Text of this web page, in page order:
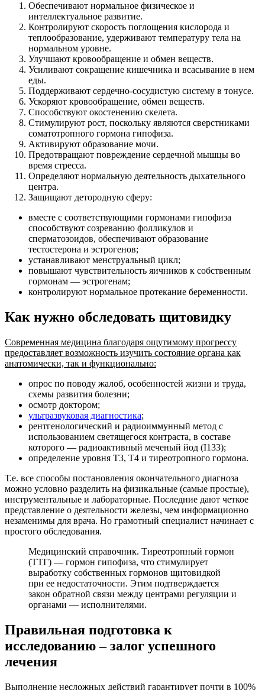
Обеспечивают нормальное физическое и
интеллектуальное развитие.
Контролируют скорость поглощения кислорода и
теплообразование, удерживают температуру тела на
нормальном уровне.
Улучшают кровообращение и обмен веществ.
Усиливают сокращение кишечника и всасывание в нем
еды.
Поддерживают сердечно-сосудистую систему в тонусе.
Ускоряют кровообращение, обмен веществ.
Способствуют окостенению скелета.
Стимулируют рост, поскольку являются сверстниками
соматотропного гормона гипофиза.
Активируют образование мочи.
Предотвращают повреждение сердечной мышцы во
время стресса.
Определяют нормальную деятельность дыхательного
центра.
Защищают детородную сферу:
вместе с соответствующими гормонами гипофиза
способствуют созреванию фолликулов и
сперматозоидов, обеспечивают образование
тестостерона и эстрогенов;
устанавливают менструальный цикл;
повышают чувствительность яичников к собственным
гормонам — эстрогенам;
контролируют нормальное протекание беременности.
Как нужно обследовать щитовидку
Современная медицина благодаря ощутимому прогрессу
предоставляет возможность изучить состояние органа как
анатомически, так и функционально:
опрос по поводу жалоб, особенностей жизни и труда,
схемы развития болезни;
осмотр доктором;
ультразвуковая диагностика;
рентгенологический и радиоиммунный метод с
использованием светящегося контраста, в составе
которого — радиоактивный меченый йод (І133);
определение уровня Т3, Т4 и тиреотропного гормона.
Т.е. все способы постановления окончательного диагноза
можно условно разделить на физикальные (самые простые),
инструментальные и лабораторные. Последние дают четкое
представление о деятельности железы, чем информационно
незаменимы для врача. Но грамотный специалист начинает с
простого обследования.
Медицинский справочник. Тиреотропный гормон
(ТТГ) — гормон гипофиза, что стимулирует
выработку собственных гормонов щитовидкой
при ее недостаточности. Этим подтверждается
закон обратной связи между центрами регуляции и
органами — исполнителями.
Правильная подготовка к
исследованию – залог успешного
лечения
Выполнение несложных действий гарантирует почти в 100%